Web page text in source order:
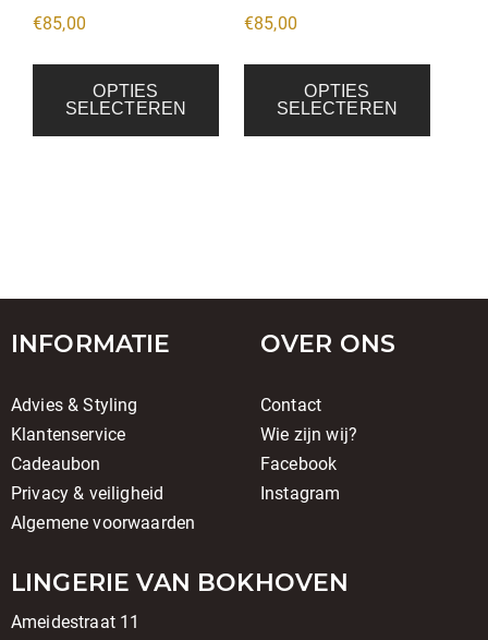
€85,00
OPTIES
SELECTEREN
de
€85,00
OPTIES
SELECTEREN
de
INFORMATIE
Advies & Styling
Klantenservice
Cadeaubon
Privacy & veiligheid
Algemene voorwaarden
OVER ONS
Contact
Wie zijn wij?
Facebook
Instagram
LINGERIE VAN BOKHOVEN
Ameidestraat 11